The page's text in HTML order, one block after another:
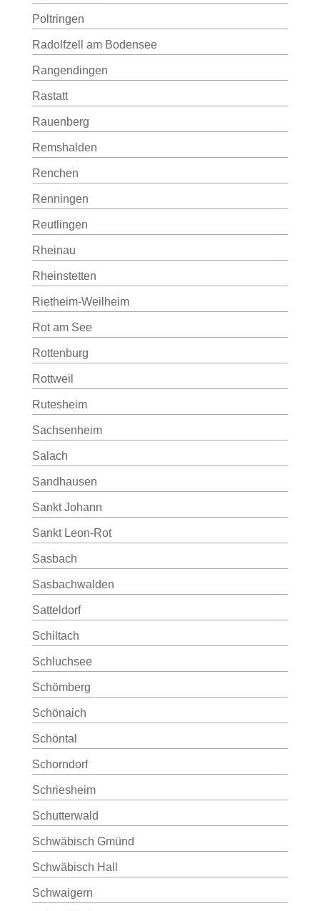
Poltringen
Radolfzell am Bodensee
Rangendingen
Rastatt
Rauenberg
Remshalden
Renchen
Renningen
Reutlingen
Rheinau
Rheinstetten
Rietheim-Weilheim
Rot am See
Rottenburg
Rottweil
Rutesheim
Sachsenheim
Salach
Sandhausen
Sankt Johann
Sankt Leon-Rot
Sasbach
Sasbachwalden
Satteldorf
Schiltach
Schluchsee
Schömberg
Schönaich
Schöntal
Schorndorf
Schriesheim
Schutterwald
Schwäbisch Gmünd
Schwäbisch Hall
Schwaigern